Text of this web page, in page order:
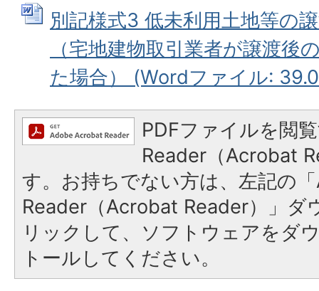
別記様式3 低未利用土地等の
（宅地建物取引業者が譲渡後
た場合） (Wordファイル:
PDFファイルを閲
Reader（Acrobat
す。お持ちでない方は、左記の
Reader（Acrobat Reader）」ダ
リックして、ソフトウェアをダ
トールしてください。